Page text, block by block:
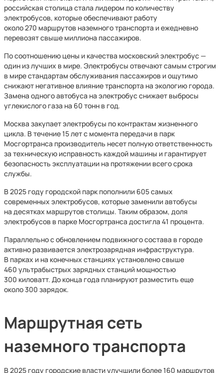
российская столица стала лидером по количеству
электробусов, которые обеспечивают работу
около 270 маршрутов наземного транспорта и ежедневно
перевозят свыше миллиона пассажиров.
По соотношению цены и качества московский электробус —
один из лучших в мире. Электробусы отвечают самым строгим
в мире стандартам обслуживания пассажиров и ощутимо
снижают негативное влияние транспорта на экологию города.
Замена одного автобуса на электробус снижает выбросы
углекислого газа на 60 тонн в год.
Москва закупает электробусы по контрактам жизненного
цикла. В течение 15 лет с момента передачи в парк
Мосгортранса производитель несет полную ответственность
за техническую исправность каждой машины и гарантирует
безопасность эксплуатации на протяжении всего срока
службы.
В 2025 году городской парк пополнили 605 самых
современных электробусов, которые заменили автобусы
на десятках маршрутов столицы. Таким образом, доля
электробусов в парке Мосгортранса достигла 41 процента.
Параллельно с обновлением подвижного состава в городе
активно развивается электрозарядная инфраструктура.
В парках и на конечных станциях установлено свыше
460 ультрабыстрых зарядных станций мощностью
300 киловатт. До конца года планируют разместить еще
около 300 зарядок.
Маршрутная сеть
наземного транспорта
В 2025 году городские власти улучшили более 160 маршрутов